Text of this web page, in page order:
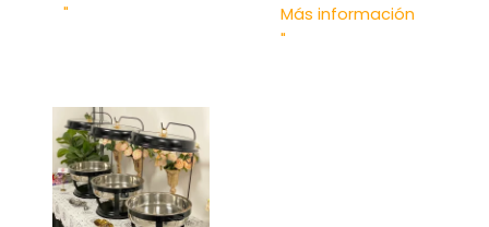
"
Más información
"